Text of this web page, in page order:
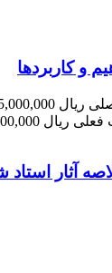
و کاربردها
قیمت اصلی ریال
ریال 4,000,000 است.
آثار استاد